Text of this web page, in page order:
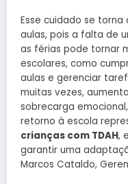
Esse cuidado se
aulas, pois a falta de
as férias pode tornar
escolares, como
aulas e gerenciar
muitas vezes,
sobrecarga
retorno à escola
crianças com TDAH,
garantir uma
Marcos Cataldo,